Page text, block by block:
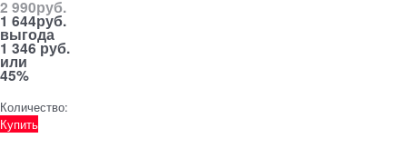
2 990руб.
1 644руб.
выгода
1 346 руб.
или
45%
Количество:
Купить